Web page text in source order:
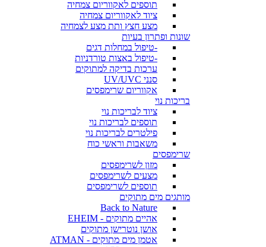
תוספים לאקווריום צמחיה
ציוד לאקווריום צמחיה
מצע חצץ ותת מצע לצמחיה
שונות ופתרון בעיות
-טיפול במחלות דגים
-טיפול באצות טורדניות
ערכות בדיקה למתוקים
סנני UV/UVC
אקווריום שרימפסים
בריכות נוי
ציוד לבריכות נוי
תוספים לבריכות נוי
פילטרים לבריכות נוי
משאבות וראשי כוח
שרימפסים
מזון לשרימפסים
מצעים לשרימפסים
תוספים לשרימפסים
מותגים מים מתוקים
Back to Nature
אהיים מתוקים - EHEIM
אושן נוטרישן מתוקים
אטמן מים מתוקים - ATMAN